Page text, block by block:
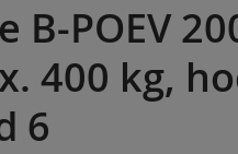
B-POEV
400 kg,
6